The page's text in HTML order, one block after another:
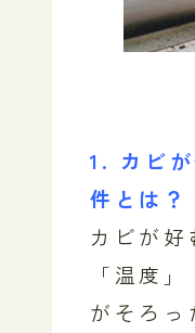
1. カビ
件とは？
カビが好
「温度
がそろっ